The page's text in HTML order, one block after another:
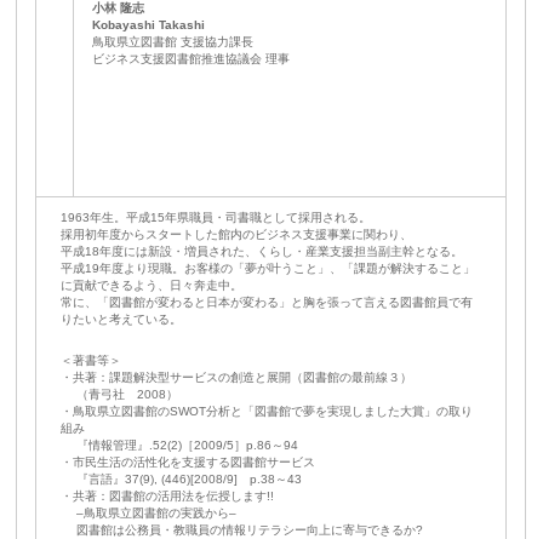
小林 隆志
Kobayashi Takashi
鳥取県立図書館 支援協力課長
ビジネス支援図書館推進協議会 理事
1963年生。平成15年県職員・司書職として採用される。
採用初年度からスタートした館内のビジネス支援事業に関わり、
平成18年度には新設・増員された、くらし・産業支援担当副主幹となる。
平成19年度より現職。お客様の「夢が叶うこと」、「課題が解決すること」
に貢献できるよう、日々奔走中。
常に、「図書館が変わると日本が変わる」と胸を張って言える図書館員で有
りたいと考えている。
＜著書等＞
・共著：課題解決型サービスの創造と展開（図書館の最前線３）
（青弓社 2008）
・鳥取県立図書館のSWOT分析と「図書館で夢を実現しました大賞」の取り
組み
『情報管理』.52(2)［2009/5］p.86～94
・市民生活の活性化を支援する図書館サービス
『言語』37(9), (446)[2008/9] p.38～43
・共著：図書館の活用法を伝授します!!
–鳥取県立図書館の実践から–
図書館は公務員・教職員の情報リテラシー向上に寄与できるか?